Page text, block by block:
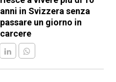
anni in Svizzera senza
passare un giorno in
carcere